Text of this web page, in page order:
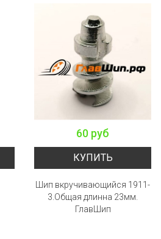
60 руб
КУПИТЬ
Шип вкручивающийся 1911-
3.Общая длинна 23мм.
ГлавШип